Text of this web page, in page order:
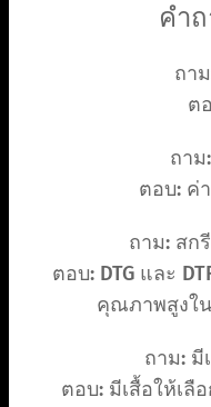
คำ
ถา
ต
ถาม
ตอบ: ค่
ถาม: สก
ตอบ: DTG และ
คุณภาพสูงใ
ถาม: มี
ตอบ: มีเสื้อให้เ